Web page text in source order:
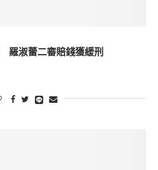
羅淑蕾二審賠錢獲緩刑